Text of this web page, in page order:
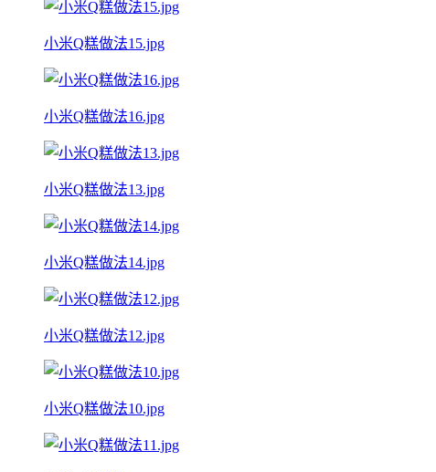
小米Q糕做法15.jpg
小米Q糕做法16.jpg
小米Q糕做法13.jpg
小米Q糕做法14.jpg
小米Q糕做法12.jpg
小米Q糕做法10.jpg